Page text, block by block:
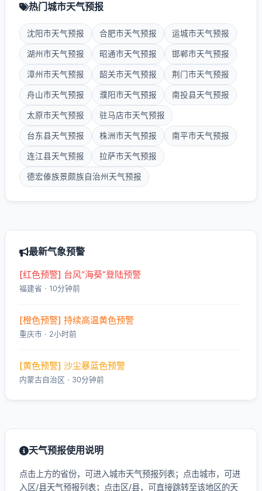
热门城市天气预报
沈阳市天气预报 合肥市天气预报 运城市天气预报
湖州市天气预报 昭通市天气预报 邯郸市天气预报
漳州市天气预报 韶关市天气预报 荆门市天气预报
舟山市天气预报 濮阳市天气预报 南投县天气预报
太原市天气预报 驻马店市天气预报
台东县天气预报 株洲市天气预报 南平市天气预报
连江县天气预报 拉萨市天气预报
德宏傣族景颇族自治州天气预报
最新气象预警
[红色预警] 台风“海葵”登陆预警
福建省 · 10分钟前
[橙色预警] 持续高温黄色预警
重庆市 · 2小时前
[黄色预警] 沙尘暴蓝色预警
内蒙古自治区 · 30分钟前
天气预报使用说明
点击上方的省份，可进入城市天气预报列表；点击城市，可进
入区/县天气预报列表；点击区/县，可直接跳转至该地区的天